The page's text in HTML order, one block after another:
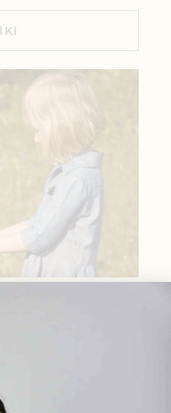
hatékony
a nők és a